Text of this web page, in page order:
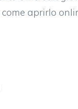
aprirlo